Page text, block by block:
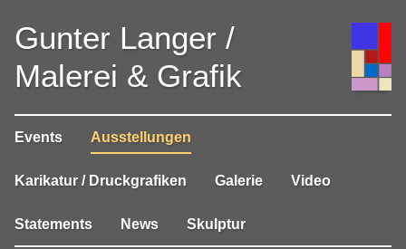
Gunter Langer /
Malerei & Grafik
Events Ausstellungen
Karikatur / Druckgrafiken Galerie Video
Statements News Skulptur